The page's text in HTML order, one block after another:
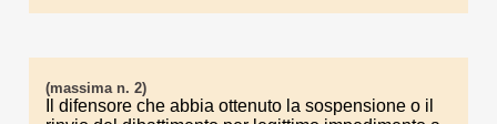
(massima n. 2)
Il difensore che abbia ottenuto la sospensione o il